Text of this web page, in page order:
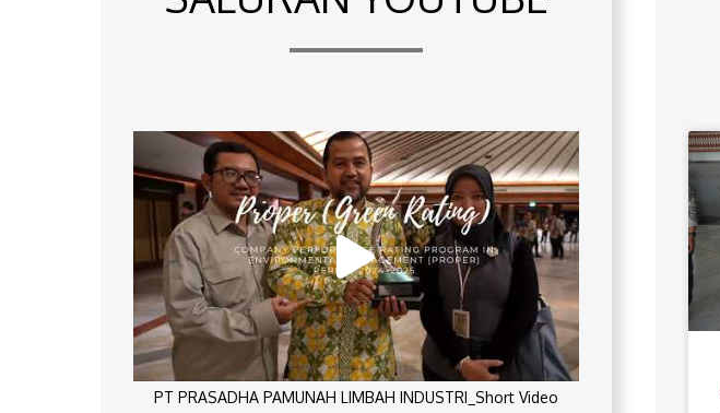
PT PRASADHA PAMUNAH LIMBAH INDUSTRI_Short Video